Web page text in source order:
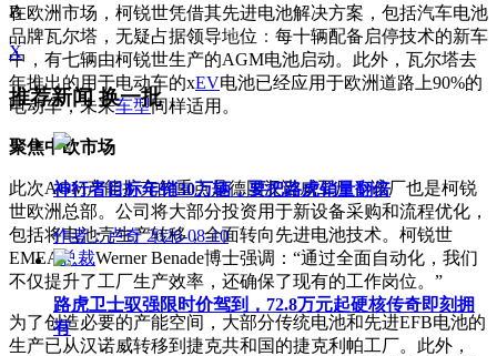
在欧洲市场，柯锐世凭借其先进电池解决方案，包括汽车电池
品牌瓦尔塔，无疑占据领导地位：每十辆配备启停技术的新车
中，有七辆由柯锐世生产的AGM电池启动。此外，瓦尔塔去
年推出的用于电动车的xEV电池已经应用于欧洲道路上90%的
电动车，未来车型同样适用。
聚焦中欧市场
此次AGM产能扩充的重点是德国汉诺威工厂，该厂也是柯锐
世欧洲总部。公司将大部分投资用于新设备采购和流程优化，
包括将电池壳生产转移，全面转向先进电池技术。柯锐世
EMEA总裁Werner Benade博士强调：“通过全面自动化，我们
不仅提升了工厂生产效率，还确保了现有的工作岗位。”
为了创造必要的产能空间，大部分传统电池和先进EFB电池的
生产已从汉诺威转移到捷克共和国的捷克利帕工厂。此外，
B
X
推荐新闻换一批
神行者目标年销30万辆，要把路虎销量翻倍
作者：卢奇 2026-08-10
路虎卫士驭强限时价驾到，72.8万元起硬核传奇即刻拥
有